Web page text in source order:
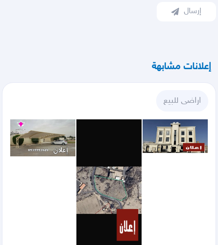
إعلانات مشابهة
إرسال
اراضى للبيع